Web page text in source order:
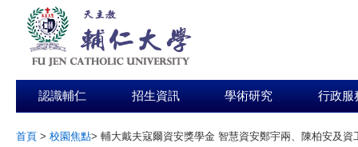
認識輔仁 招生資訊 學術研究 行政服
首頁 > 校園焦點> 輔大戴夫寇爾資安獎學金 智慧資安鄭宇兩、陳柏安及資